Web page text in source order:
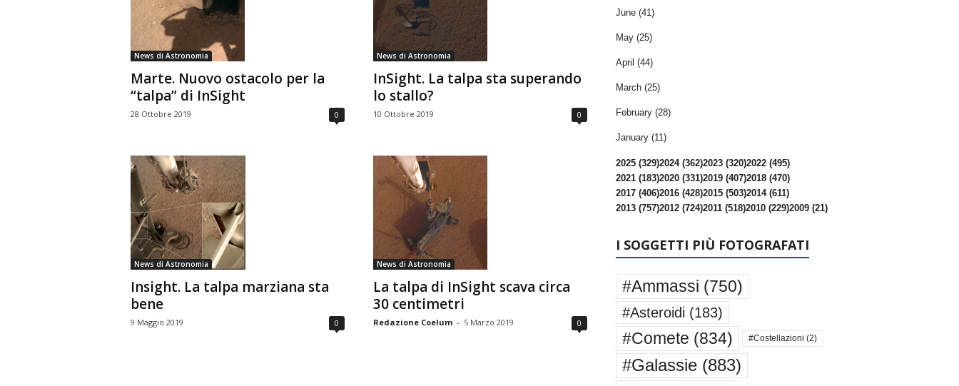
a
News di Astronomia
Marte. Nuovo ostacolo per la
“talpa” di InSight
28 Ottobre 2019 0
News di Astronomia
InSight. La talpa sta superando
lo stallo?
10 Ottobre 2019 0
News di Astronomia
Insight. La talpa marziana sta
bene
9 Maggio 2019 0
News di Astronomia
La talpa di InSight scava circa
30 centimetri
Redazione Coelum - 5 Marzo 2019 0
June (41)
May (25)
April (44)
March (25)
February (28)
January (11)
2025 (329)2024 (362)2023 (320)2022 (495)
2021 (183)2020 (331)2019 (407)2018 (470)
2017 (406)2016 (428)2015 (503)2014 (611)
2013 (757)2012 (724)2011 (518)2010 (229)2009 (21)
I SOGGETTI PIÙ FOTOGRAFATI
#Ammassi (750)
#Asteroidi (183)
#Comete (834) #Costellazioni (2)
#Galassie(883)